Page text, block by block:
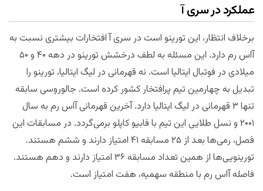
عملکرد در سری آ
برخلاف انتظار، این تورینو است در سری آ افتخارات بیشتری نسبت به
آاس رم دارد. این مسئله به لطف درخشش تورینو در دهه ۴۰ و ۵۰
میلادی در فوتبال ایتالیا است. نه قهرمانی در لیگ ایتالیا، تورینو را
تبدیل به چهارمین تیم پرافتخار کشور کرده است. جالوروسی سابقه
تنها ۳ قهرمانی در لیگ ایتالیا دارد. آخرین قهرمانی آاس رم به سال
۲۰۰۱ و نسل طلایی این تیم با فابیو کاپلو برمی‌گردد. در مسابقات این
فصل، رمی‌ها بعد از ۲۵ مسابقه ۴۱ امتیاز دارند و ششم هستند.
تورینویی‌ها از همین تعداد مسابقه ۳۶ امتیاز دارند و دهم هستند.
فاصله آاس رم با منطقه سهمیه، هفت امتیاز است.